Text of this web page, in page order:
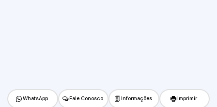
WhatsApp Fale Conosco Informações Imprimir